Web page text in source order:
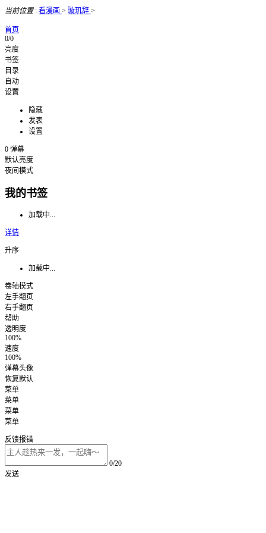
当前位置: 看漫画 > 璇玑辞 >
首页
0/0
亮度
书签
目录
自动
设置
隐藏
发表
设置
0 弹幕
默认亮度
夜间模式
我的书签
加载中...
详情
升序
加载中...
卷轴模式
左手翻页
右手翻页
帮助
透明度
100%
速度
100%
弹幕头像
恢复默认
菜单
菜单
菜单
菜单
反馈报错
0/20
发送